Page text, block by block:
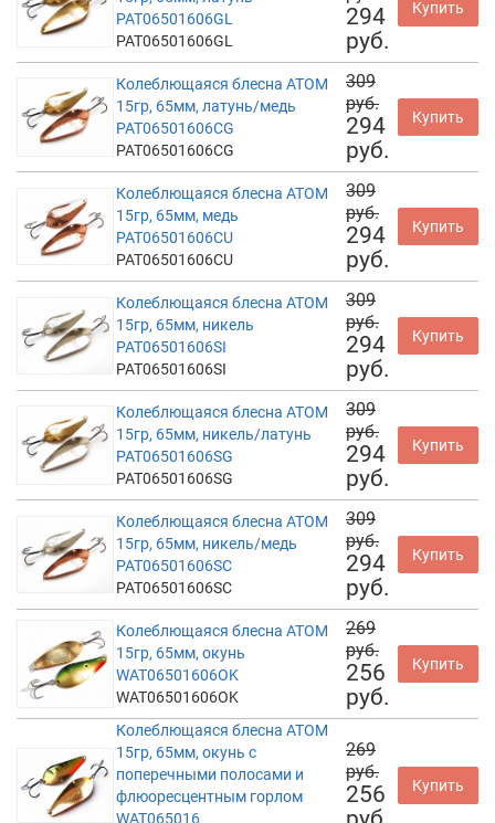
PAT06501606GL
PAT06501606GL
294
руб.
Купить
Колеблющаяся блесна АТОМ
15гр, 65мм, латунь/медь
PAT06501606CG
PAT06501606CG
309
руб.
294
руб.
Купить
Колеблющаяся блесна АТОМ
15гр, 65мм, медь
PAT06501606CU
PAT06501606CU
309
руб.
294
руб.
Купить
Колеблющаяся блесна АТОМ
15гр, 65мм, никель
PAT06501606SI
PAT06501606SI
309
руб.
294
руб.
Купить
Колеблющаяся блесна АТОМ
15гр, 65мм, никель/латунь
PAT06501606SG
PAT06501606SG
309
руб.
294
руб.
Купить
Колеблющаяся блесна АТОМ
15гр, 65мм, никель/медь
PAT06501606SC
PAT06501606SC
309
руб.
294
руб.
Купить
Колеблющаяся блесна АТОМ
15гр, 65мм, окунь
WAT06501606OK
WAT06501606OK
269
руб.
256
руб.
Купить
Колеблющаяся блесна АТОМ
15гр, 65мм, окунь с
поперечными полосами и
флюоресцентным горлом
WAT065016
269
руб.
256
Купить